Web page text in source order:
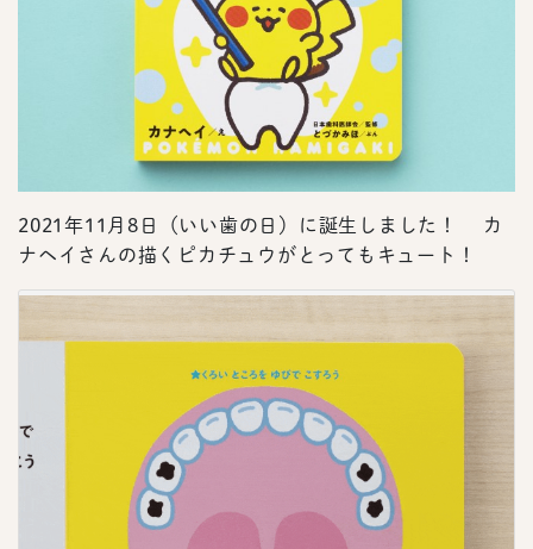
2021年11月8日（いい歯の日）に誕生しました！ カ
ナヘイさんの描くピカチュウがとってもキュート！